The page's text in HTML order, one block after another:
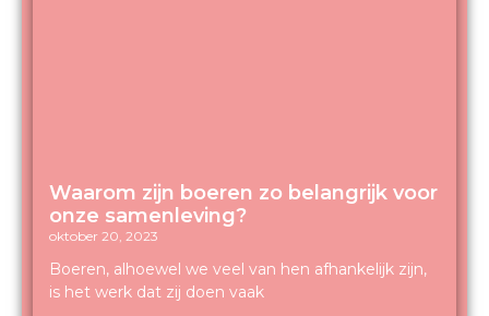
Waarom zijn boeren zo belangrijk voor
onze samenleving?
oktober 20, 2023
Boeren, alhoewel we veel van hen afhankelijk zijn,
is het werk dat zij doen vaak